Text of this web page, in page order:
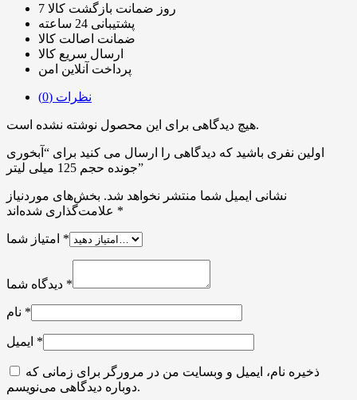
7 روز ضمانت بازگشت کالا
پشتیبانی 24 ساعته
ضمانت اصالت کالا
ارسال سریع کالا
پرداخت آنلاین امن
نظرات (0)
هیچ دیدگاهی برای این محصول نوشته نشده است.
اولین نفری باشید که دیدگاهی را ارسال می کنید برای “آبخوری
جونده حجم 125 میلی لیتر”
نشانی ایمیل شما منتشر نخواهد شد. بخش‌های موردنیاز
*
*
*
*
*
ذخیره نام، ایمیل و وبسایت من در مرورگر برای زمانی که
دوباره دیدگاهی می‌نویسم.